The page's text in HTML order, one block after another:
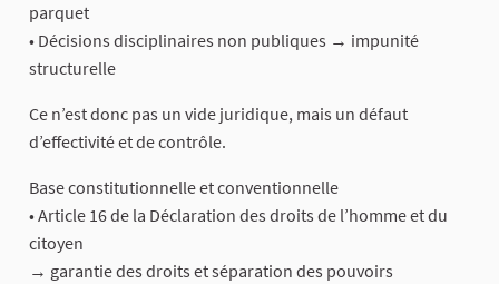
parquet
• Décisions disciplinaires non publiques → impunité
structurelle
Ce n’est donc pas un vide juridique, mais un défaut
d’effectivité et de contrôle.
Base constitutionnelle et conventionnelle
• Article 16 de la Déclaration des droits de l’homme et du
citoyen
→ garantie des droits et séparation des pouvoirs